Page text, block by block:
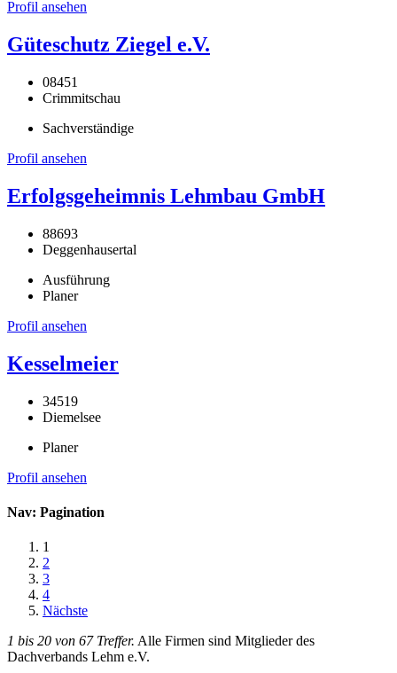
Profil ansehen
Güteschutz Ziegel e.V.
08451
Crimmitschau
Sachverständige
Profil ansehen
Erfolgsgeheimnis Lehmbau GmbH
88693
Deggenhausertal
Ausführung
Planer
Profil ansehen
Kesselmeier
34519
Diemelsee
Planer
Profil ansehen
Nav: Pagination
1
2
3
4
Nächste
1 bis 20 von 67 Treffer. Alle Firmen sind Mitglieder des
Dachverbands Lehm e.V.